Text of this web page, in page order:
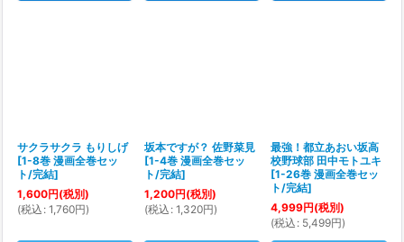
サクラサクラ もりしげ
[1-8巻 漫画全巻セッ
ト/完結]
1,600円(税別)
(税込 : 1,760円)
坂本ですが？ 佐野菜見
[1-4巻 漫画全巻セッ
ト/完結]
1,200円(税別)
(税込 : 1,320円)
最強！都立あおい坂高
校野球部 田中モトユキ
[1-26巻 漫画全巻セッ
ト/完結]
4,999円(税別)
(税込 : 5,499円)